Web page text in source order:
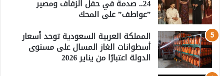
24.. صدمة في حفل الزفاف ومصير
”عواطف” على المحك
المملكة العربية السعودية توحد أسعار
أسطوانات الغاز المسال على مستوى
الدولة اعتبارًا من يناير 2026